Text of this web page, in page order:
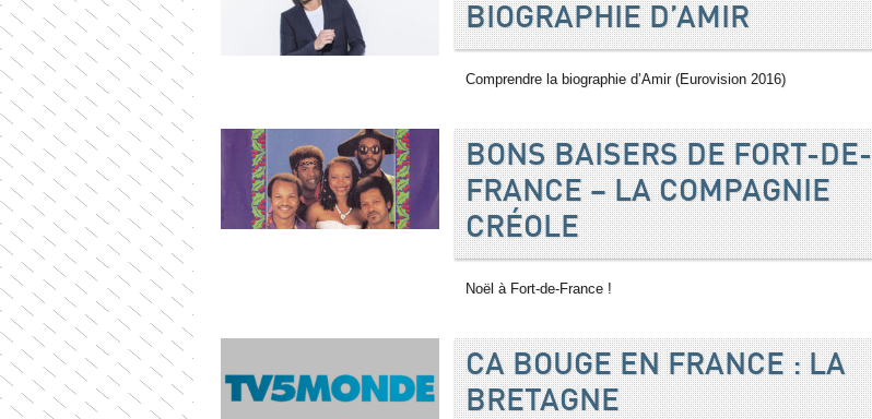
BIOGRAPHIE D’AMIR
Comprendre la biographie d’Amir (Eurovision 2016)
BONS BAISERS DE FORT-DE-
FRANCE – LA COMPAGNIE
CRÉOLE
Noël à Fort-de-France !
CA BOUGE EN FRANCE : LA
BRETAGNE